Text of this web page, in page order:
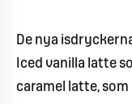
De nya
Iced vanilla latte
caramel latte,